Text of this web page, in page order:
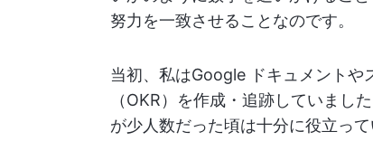
努力を一致させることなのです。
当初、私はGoogle ドキュメントや
（OKR）を作成・追跡していまし
が少人数だった頃は十分に役立って